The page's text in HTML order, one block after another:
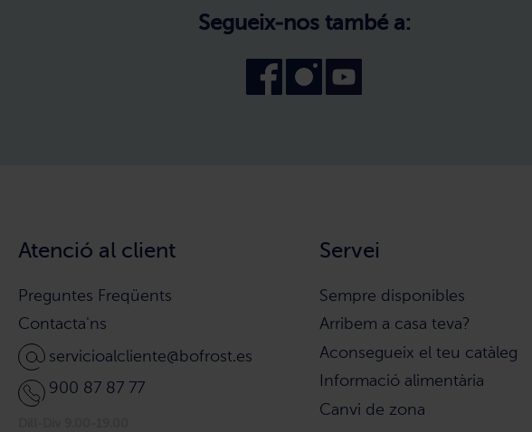
Atenció al client
Preguntes Freqüents
Contacta'ns
servicioalcliente@bofrost.es
900 87 87 77
Servei
Sempre disponibles
Arribem a casa teva?
Aconsegueix el teu catàleg
Informació alimentària
Canvi de zona
Segueix-nos també a: